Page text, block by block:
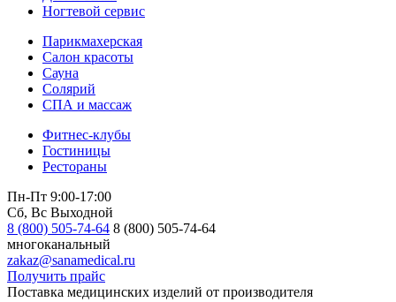
Ногтевой сервис
Парикмахерская
Салон красоты
Сауна
Солярий
СПА и массаж
Фитнес-клубы
Гостиницы
Рестораны
Пн-Пт 9:00-17:00
Сб, Вс Выходной
8 (800) 505-74-64 8 (800) 505-74-64
многоканальный
zakaz@sanamedical.ru
Получить прайс
Поставка медицинских изделий от производителя